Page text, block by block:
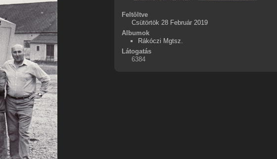
Feltöltve
Csütörtök 28 Február 2019
Albumok
Rákóczi Mgtsz.
Látogatás
6384